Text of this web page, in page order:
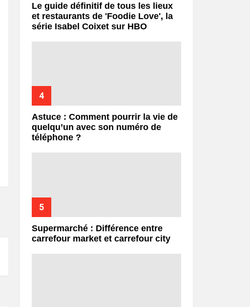
Le guide définitif de tous les lieux
et restaurants de 'Foodie Love', la
série Isabel Coixet sur HBO
Astuce : Comment pourrir la vie de
quelqu’un avec son numéro de
téléphone ?
Supermarché : Différence entre
carrefour market et carrefour city